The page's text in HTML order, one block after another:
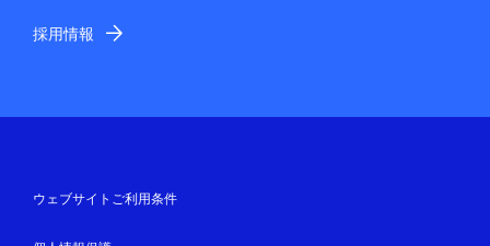
採用情報
ウェブサイトご利用条件